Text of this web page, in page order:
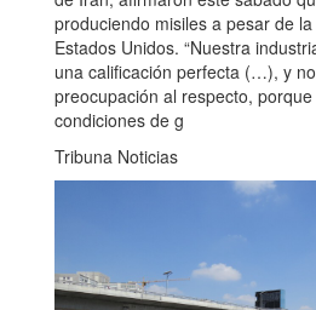
produciendo misiles a pesar de
Estados Unidos. “Nuestra
una calificación perfecta (…), y
preocupación al respecto,
condiciones de g
Tribuna Noticias